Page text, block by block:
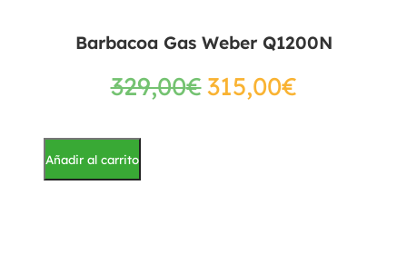
Barbacoa Gas Weber Q1200N
329,00€315,00€
Añadir al carrito